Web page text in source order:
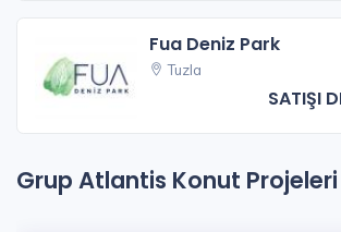
Fua Deniz Park
Tuzla
SATIŞI
Grup Atlantis Konut Projeleri